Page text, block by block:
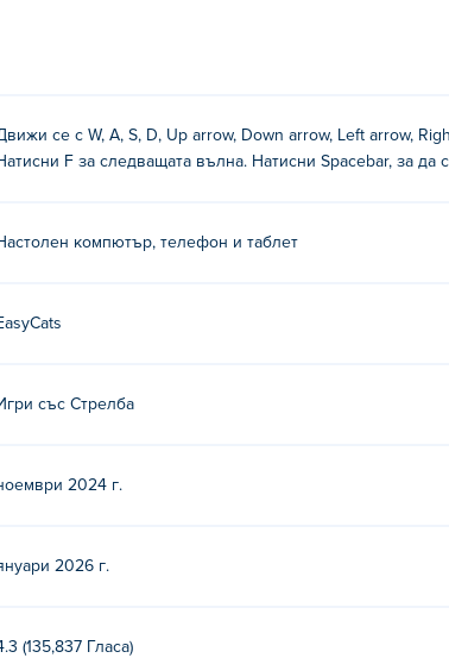
на Poki.
приятел?
се с W, A, S, D, Up arrow, Down arrow, Left arrow,
F за следващата вълна. Натисни Spacebar, за
компютър, телефон и таблет
със Стрелба
2024 г.
2026 г.
(135,837 Гласa)